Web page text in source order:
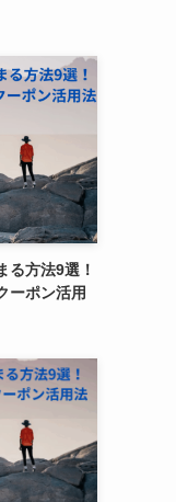
る方法9選！
ーポン活用